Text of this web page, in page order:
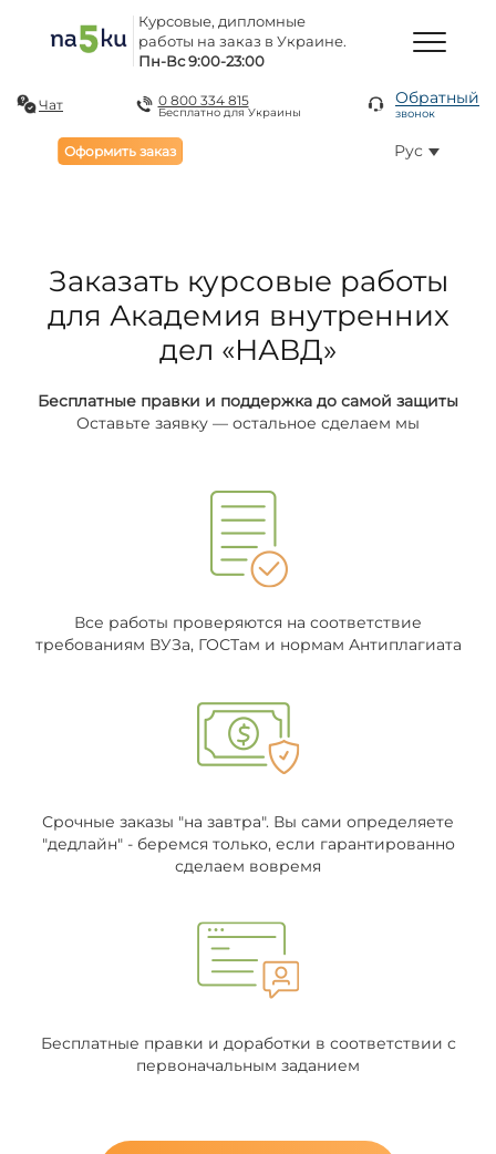
Курсовые, дипломные
работы на заказ в Украине.
Пн-Вс 9:00-23:00
Чат 0 800 334 815
Бесплатно для Украины
Обратный
звонок
Оформить заказ Рус
Заказать курсовые работы
для Академия внутренних
дел «НАВД»
Бесплатные правки и поддержка до самой защиты
Оставьте заявку — остальное сделаем мы
Все работы проверяются на соответствие
требованиям ВУЗа, ГОСТам и нормам Антиплагиата
Срочные заказы "на завтра". Вы сами определяете
"дедлайн" - беремся только, если гарантированно
сделаем вовремя
Бесплатные правки и доработки в соответствии с
первоначальным заданием